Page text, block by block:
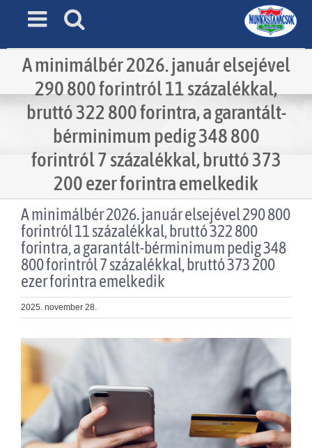
A minimálbér 2026. január elsejével
290 800 forintról 11 százalékkal,
bruttó 322 800 forintra, a garantált-
bérminimum pedig 348 800
forintról 7 százalékkal, bruttó 373
200 ezer forintra emelkedik
A minimálbér 2026. január elsejével 290 800
forintról 11 százalékkal, bruttó 322 800
forintra, a garantált-bérminimum pedig 348
800 forintról 7 százalékkal, bruttó 373 200
ezer forintra emelkedik
2025. november 28.
View